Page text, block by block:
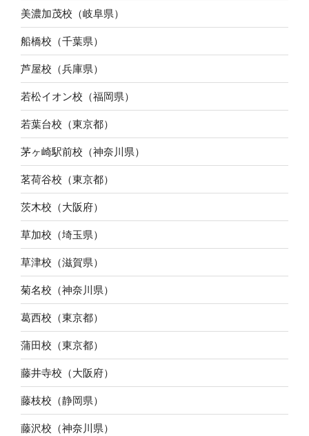
美濃加茂校（岐阜県）
船橋校（千葉県）
芦屋校（兵庫県）
若松イオン校（福岡県）
若葉台校（東京都）
茅ヶ崎駅前校（神奈川県）
茗荷谷校（東京都）
茨木校（大阪府）
草加校（埼玉県）
草津校（滋賀県）
菊名校（神奈川県）
葛西校（東京都）
蒲田校（東京都）
藤井寺校（大阪府）
藤枝校（静岡県）
藤沢校（神奈川県）